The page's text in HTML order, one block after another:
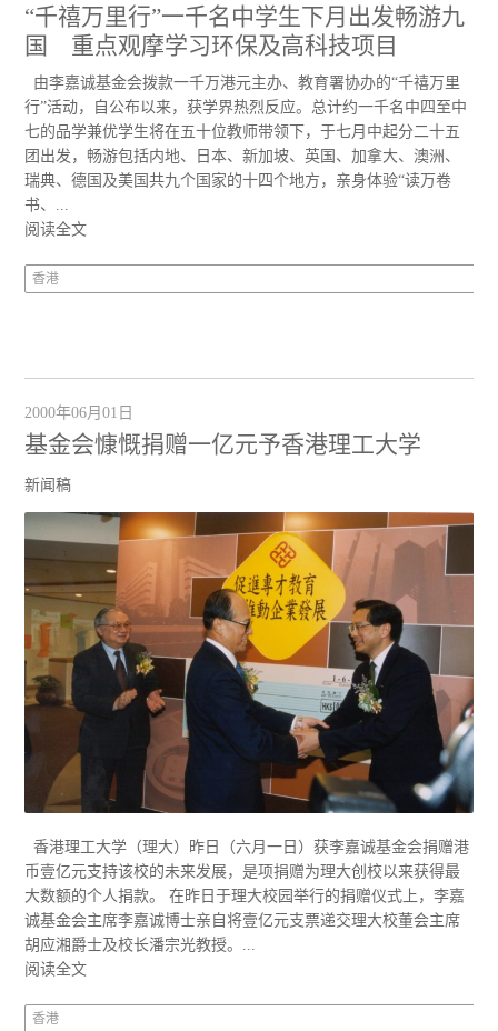
“千禧万里行”一千名中学生下月出发畅游九
国 重点观摩学习环保及高科技项目
由李嘉诚基金会拨款一千万港元主办、教育署协办的“千禧万里
行”活动，自公布以来，获学界热烈反应。总计约一千名中四至中
七的品学兼优学生将在五十位教师带领下，于七月中起分二十五
团出发，畅游包括内地、日本、新加坡、英国、加拿大、澳洲、
瑞典、德国及美国共九个国家的十四个地方，亲身体验“读万卷
书、...
阅读全文
香港
2000年06月01日
基金会慷慨捐赠一亿元予香港理工大学
新闻稿
香港理工大学（理大）昨日（六月一日）获李嘉诚基金会捐赠港
币壹亿元支持该校的未来发展，是项捐赠为理大创校以来获得最
大数额的个人捐款。 在昨日于理大校园举行的捐赠仪式上，李嘉
诚基金会主席李嘉诚博士亲自将壹亿元支票递交理大校董会主席
胡应湘爵士及校长潘宗光教授。...
阅读全文
香港